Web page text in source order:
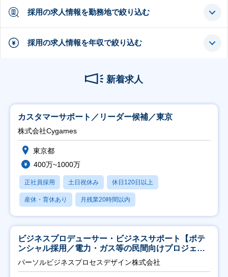
採用の求人情報を勤務地で絞り込む
採用の求人情報を年収で絞り込む
新着求人
カスタマーサポート／リーダー候補／東京
株式会社Cygames
東京都
400万~1000万
正社員採用 土日祝休み 休日120日以上
産休・育休あり 月残業20時間以内
ビジネスプロデューサー・ビジネスサポート【ポテ
ンシャル採用／電力・ガス等の民間向けプロジェク
ト推進】
パーソルビジネスプロセスデザイン株式会社